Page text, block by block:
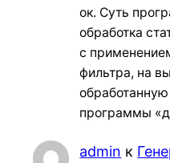
ок. Суть
обработка
с
фильтра, на
обработанную
программы
admin к